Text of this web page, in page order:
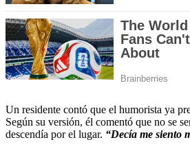
Un residente contó que el humorista ya
Según su versión, él comentó que no se
descendía por el lugar. “Decía me siento